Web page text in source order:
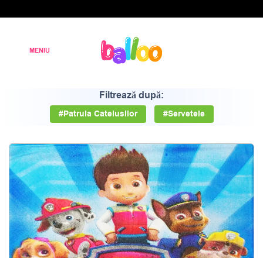
Filtrează după:
#Patrula Catelusilor #Servetele